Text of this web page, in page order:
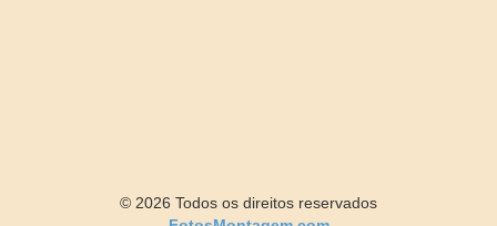
© 2026 Todos os direitos reservados